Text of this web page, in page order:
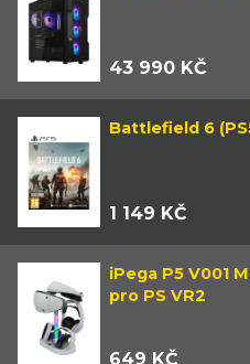
43 990 KČ
Battlefield 6
1 149 KČ
iPega P5 V001
pro PS VR2
649 KČ